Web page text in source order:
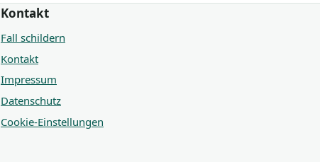
Kontakt
Fall schildern
Kontakt
Impressum
Datenschutz
Cookie-Einstellungen